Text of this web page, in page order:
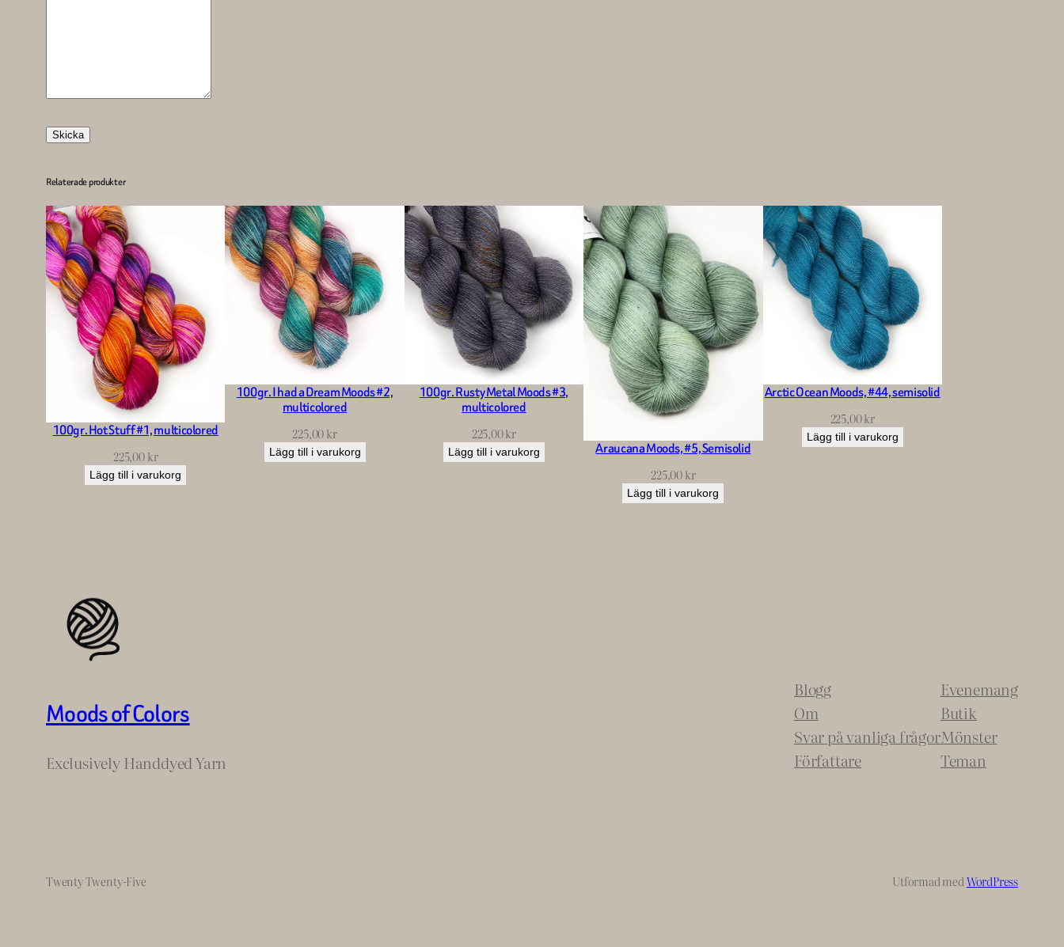
Skicka
Relaterade produkter
100gr. Hot Stuff #1, multicolored
225,00kr
Lägg till i varukorg
100gr. I had a Dream Moods #2,
multicolored
225,00kr
Lägg till i varukorg
100gr. Rusty Metal Moods #3,
multicolored
225,00kr
Lägg till i varukorg Araucana Moods, #5, Semisolid
225,00kr
Lägg till i varukorg
Arctic Ocean Moods, #44, semisolid
225,00kr
Lägg till i varukorg
Moods of Colors
Exclusively Handdyed Yarn
Blogg
Om
Svar på vanliga frågor
Författare
Evenemang
Butik
Mönster
Teman
Twenty Twenty-Five Utformad medWordPress